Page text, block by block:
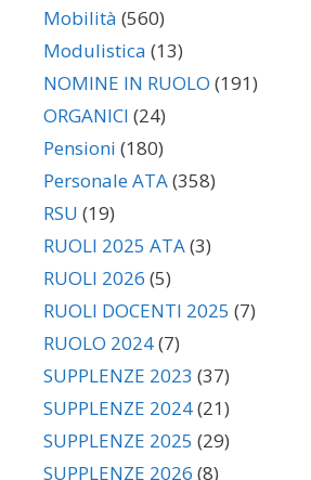
Mobilità (560)
Modulistica (13)
NOMINE IN RUOLO (191)
ORGANICI (24)
Pensioni (180)
Personale ATA(358)
RSU (19)
RUOLI 2025 ATA(3)
RUOLI 2026 (5)
RUOLI DOCENTI 2025 (7)
RUOLO 2024(7)
SUPPLENZE 2023 (37)
SUPPLENZE 2024(21)
SUPPLENZE 2025 (29)
SUPPLENZE 2026 (8)